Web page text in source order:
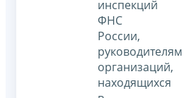
инспекций
ФНС
России,
руководителям
организаций,
находящихся